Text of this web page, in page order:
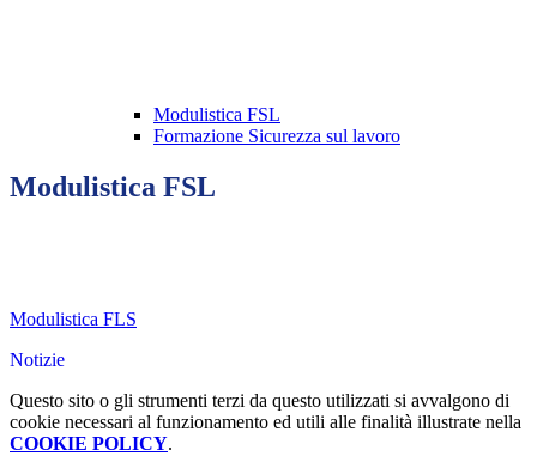
Modulistica FSL
Formazione Sicurezza sul lavoro
Modulistica FSL
Modulistica FLS
Notizie
Questo sito o gli strumenti terzi da questo utilizzati si avvalgono di
cookie necessari al funzionamento ed utili alle finalità illustrate nella
COOKIE POLICY.